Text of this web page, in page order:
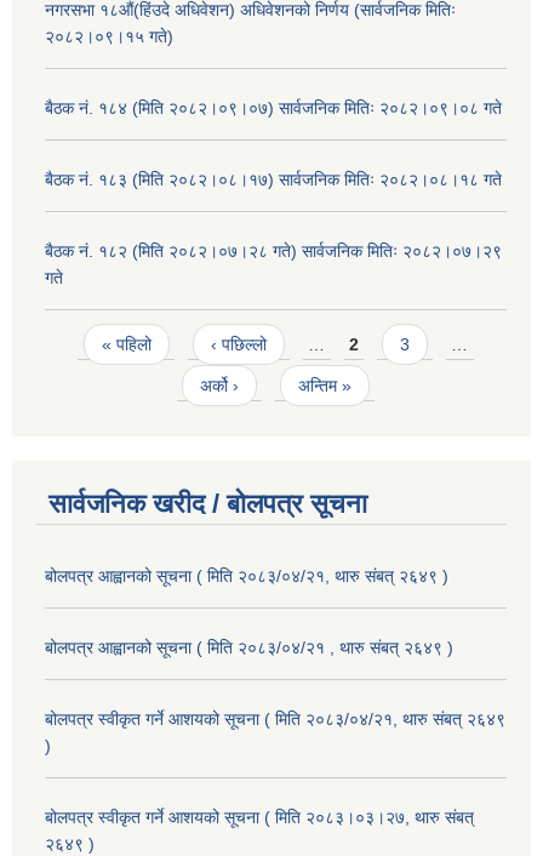
नगरसभा १८औं(हिंउदे अधिवेशन) अधिवेशनको निर्णय (सार्वजनिक मितिः
२०८२।०९।१५ गते)
बैठक नं. १८४ (मिति २०८२।०९।०७) सार्वजनिक मितिः २०८२।०९।०८ गते
बैठक नं. १८३ (मिति २०८२।०८।१७) सार्वजनिक मितिः २०८२।०८।१८ गते
बैठक नं. १८२ (मिति २०८२।०७।२८ गते) सार्वजनिक मितिः २०८२।०७।२९
गते
Pages
« पहिलो ‹ पछिल्लो 2 3
अर्को › अन्तिम »
सार्वजनिक खरीद / बोलपत्र सूचना
बोलपत्र आह्वानको सूचना ( मिति २०८३/०४/२१, थारु संबत् २६४९ )
बोलपत्र आह्वानको सूचना ( मिति २०८३/०४/२१ , थारु संबत् २६४९ )
बोलपत्र स्वीकृत गर्ने आशयको सूचना ( मिति २०८३/०४/२१, थारु संबत् २६४९
)
बोलपत्र स्वीकृत गर्ने आशयको सूचना ( मिति २०८३।०३।२७, थारु संबत्
२६४९ )